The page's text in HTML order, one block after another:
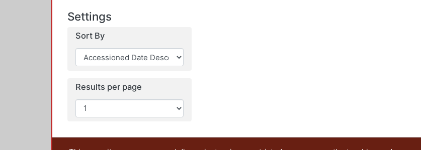
Settings
Sort By
Results per page